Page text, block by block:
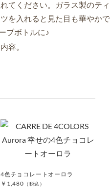
4色チョコレートオーロラ
￥1,480 （税込）